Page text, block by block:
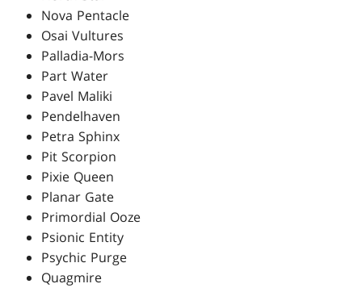
Nova Pentacle
Osai Vultures
Palladia-Mors
Part Water
Pavel Maliki
Pendelhaven
Petra Sphinx
Pit Scorpion
Pixie Queen
Planar Gate
Primordial Ooze
Psionic Entity
Psychic Purge
Quagmire